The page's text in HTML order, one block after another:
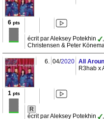
6pts
écrit par Aleksey Potekhin
Christensen & Peter
6. 04/2020 All
R3hab x
1 pts
R
écrit par Aleksey Potekhin